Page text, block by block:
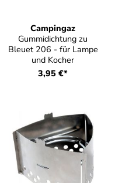
Campingaz
Gummidichtung zu
Bleuet 206 - für Lampe
und Kocher
3,95 €*